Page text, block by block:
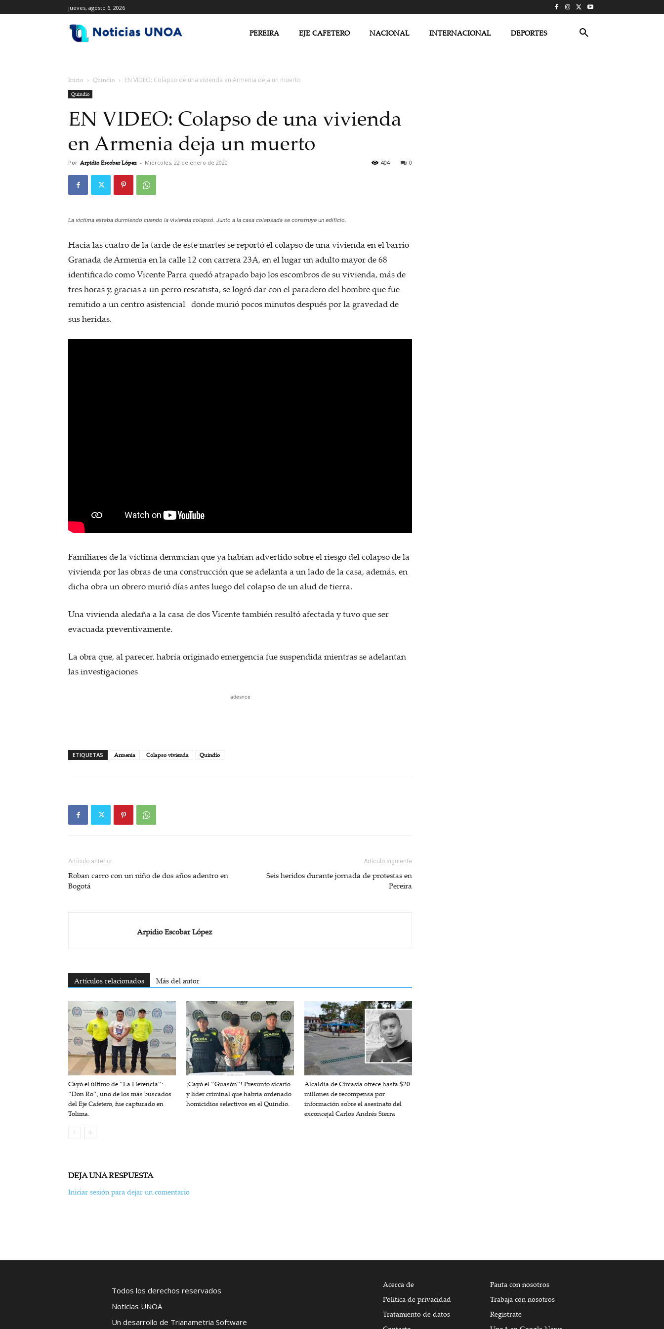
jueves, agosto 6, 2026
PEREIRA EJE CAFETERO NACIONAL INTERNACIONAL DEPORTES
Inicio Quindio EN VIDEO: Colapso de una vivienda en Armenia deja un muerto
Quindio
EN VIDEO: Colapso de una vivienda
en Armenia deja un muerto
Por Arpidio Escobar López - Miércoles, 22 de enero de 2020 0
404
La víctima estaba durmiendo cuando la vivienda colapsó. Junto a la casa colapsada se construye un edificio.
Hacia las cuatro de la tarde de este martes se reportó el colapso de una vivienda en el barrio
Granada de Armenia en la calle 12 con carrera 23A, en el lugar un adulto mayor de 68
identificado como Vicente Parra quedó atrapado bajo los escombros de su vivienda, más de
tres horas y, gracias a un perro rescatista, se logró dar con el paradero del hombre que fue
remitido a un centro asistencial donde murió pocos minutos después por la gravedad de
sus heridas.
Familiares de la víctima denuncian que ya habían advertido sobre el riesgo del colapso de la
vivienda por las obras de una construcción que se adelanta a un lado de la casa, además, en
dicha obra un obrero murió días antes luego del colapso de un alud de tierra.
Una vivienda aledaña a la casa de dos Vicente también resultó afectada y tuvo que ser
evacuada preventivamente.
La obra que, al parecer, habría originado emergencia fue suspendida mientras se adelantan
las investigaciones
adesnce
ETIQUETAS Armenia Colapso vivienda Quindío
Artículo anterior
Roban carro con un niño de dos años adentro en
Bogotá
Artículo siguiente
Seis heridos durante jornada de protestas en
Pereira
Arpidio Escobar López
Artículos relacionados Más del autor
Cayó el último de “La Herencia”:
“Don Ro”, uno de los más buscados
del Eje Cafetero, fue capturado en
Tolima.
¡Cayó el “Guasón”! Presunto sicario
y líder criminal que habría ordenado
homicidios selectivos en el Quindío.
Alcaldía de Circasia ofrece hasta $20
millones de recompensa por
información sobre el asesinato del
exconcejal Carlos Andrés Sierra
DEJA UNA RESPUESTA
Iniciar sesión para dejar un comentario
Todos los derechos reservados
Noticias UNOA
Un desarrollo de Trianametria Software
Acerca de
Política de privacidad
Tratamiento de datos
Pauta con nosotros
Trabaja con nosotros
Regístrate